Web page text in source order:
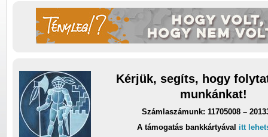
Kérjük, segíts, hogy
munkánkat!
Számlaszámunk: 11705008 –
A támogatás bankkártyával itt